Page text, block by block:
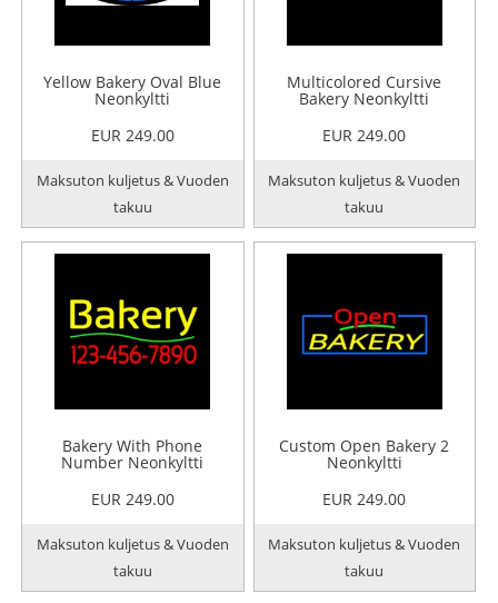
Yellow Bakery Oval Blue
Neonkyltti
EUR 249.00
Maksuton kuljetus & Vuoden
takuu
Multicolored Cursive
Bakery Neonkyltti
EUR 249.00
Maksuton kuljetus & Vuoden
takuu
Bakery With Phone
Number Neonkyltti
EUR 249.00
Maksuton kuljetus & Vuoden
takuu
Custom Open Bakery 2
Neonkyltti
EUR 249.00
Maksuton kuljetus & Vuoden
takuu